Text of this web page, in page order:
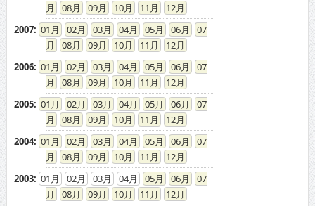
08
09 10 11
12
2007: 01 02 03 04 05 06
07
08
09 10 11
12
2006: 01 02 03 04 05 06
07
08
09 10 11
12
2005: 01 02 03 04 05 06
07
08
09 10 11
12
2004: 01 02 03 04 05 06
07
08
09 10 11
12
2003: 01 02 03 04 05 06
07
08
09 10 11 12